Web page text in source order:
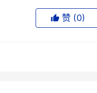
人工智能技术研发领域
人工智能产业为核心的
赞 (0)